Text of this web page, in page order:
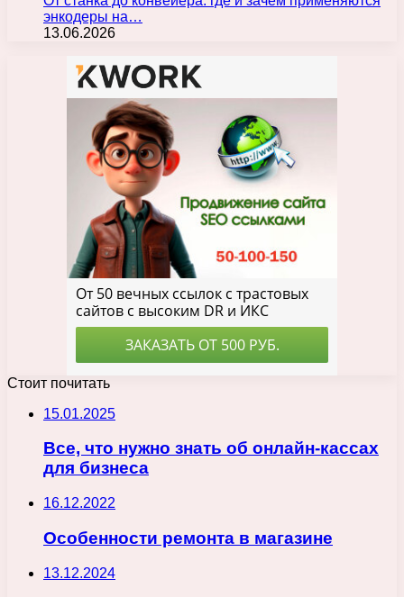
энкодеры на…
13.06.2026
Стоит почитать
15.01.2025
Все, что нужно знать об онлайн-кассах
для бизнеса
16.12.2022
Особенности ремонта в магазине
13.12.2024